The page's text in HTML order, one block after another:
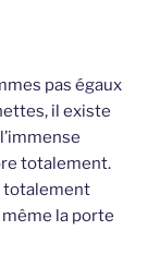
pas égaux
il existe
totalement.
totalement
la porte